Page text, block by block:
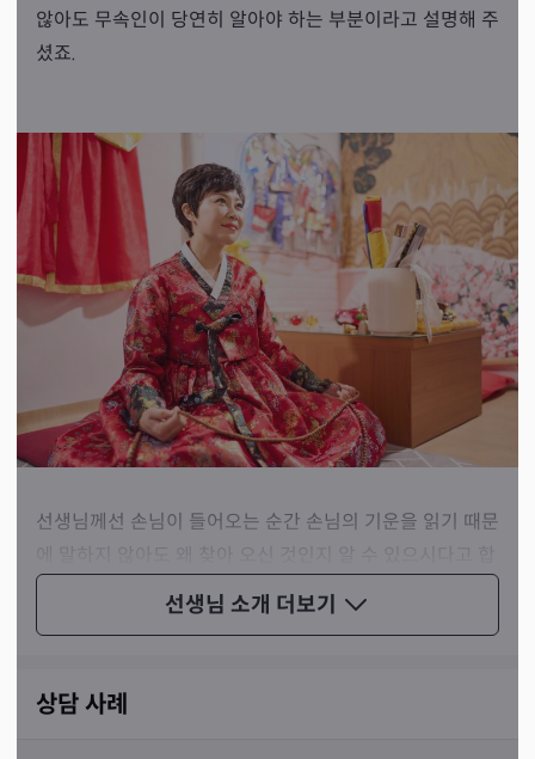
선생님 소개 더보기
않아도 무속인이 당연히 알아야 하는 부분이라고 설명해 주
셨죠.
선생님께선 손님이 들어오는 순간 손님의 기운을 읽기 때문
니다. 실제로도 상담 내내 제가 먼저 드린 질문은 없었습니
다. 선생님께서 제 고민을 알고 말씀하시니 질문을 드릴 필
상담 사례